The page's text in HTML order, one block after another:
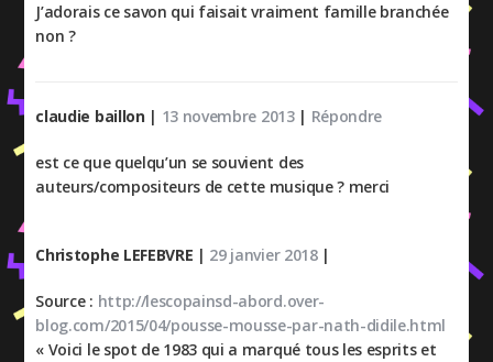
J’adorais ce savon qui faisait vraiment famille branchée
non ?
claudie baillon | 13 novembre 2013| Répondre
est ce que quelqu’un se souvient des
auteurs/compositeurs de cette musique ? merci
Christophe LEFEBVRE | 29 janvier 2018|
Source : http://lescopainsd-abord.over-
blog.com/2015/04/pousse-mousse-par-nath-didile.html
« Voici le spot de 1983 qui a marqué tous les esprits et